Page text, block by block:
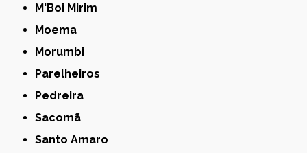
M'Boi Mirim
Moema
Morumbi
Parelheiros
Pedreira
Sacomã
Santo Amaro